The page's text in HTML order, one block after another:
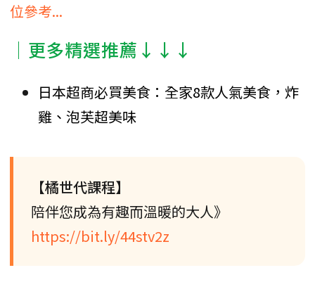
位參考...
│更多精選推薦↓↓↓
日本超商必買美食：全家8款人氣美食，炸
雞、泡芙超美味
【橘世代課程】
陪伴您成為有趣而溫暖的大人》
https://bit.ly/44stv2z